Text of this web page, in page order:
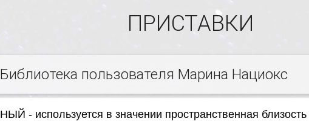
ПРИСТАВКИ
Библиотека пользователя Марина Нациокс